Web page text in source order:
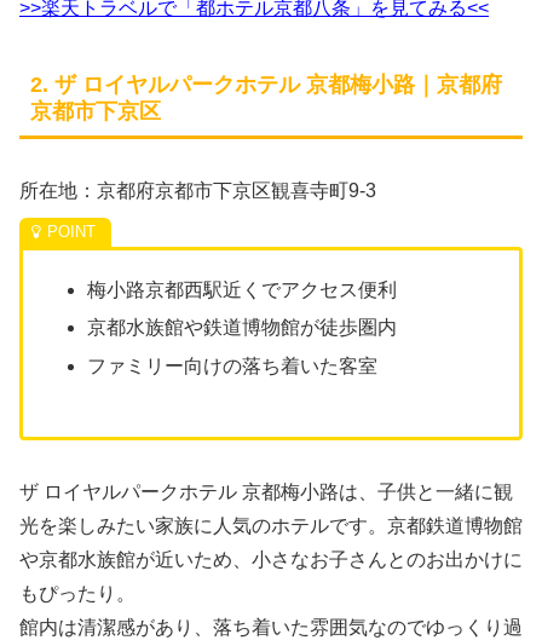
>>楽天トラベルで「都ホテル京都八条」を見てみる<<
2. ザ ロイヤルパークホテル 京都梅小路｜京都府
京都市下京区
所在地：京都府京都市下京区観喜寺町9-3
梅小路京都西駅近くでアクセス便利
京都水族館や鉄道博物館が徒歩圏内
ファミリー向けの落ち着いた客室
ザ ロイヤルパークホテル 京都梅小路は、子供と一緒に観
光を楽しみたい家族に人気のホテルです。京都鉄道博物館
や京都水族館が近いため、小さなお子さんとのお出かけに
もぴったり。
館内は清潔感があり、落ち着いた雰囲気なのでゆっくり過